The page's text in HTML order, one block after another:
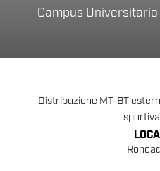
Campus
Distribuzione MT-BT